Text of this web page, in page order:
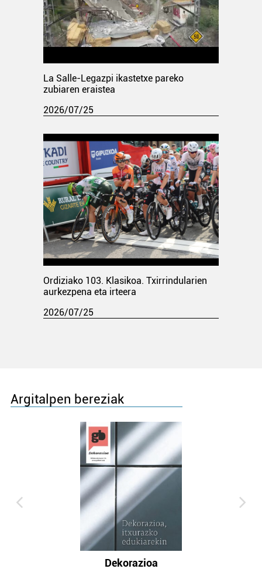
La Salle-Legazpi ikastetxe pareko
zubiaren eraistea
2026/07/25
Ordiziako 103. Klasikoa. Txirrindularien
aurkezpena eta irteera
2026/07/25
Argitalpen bereziak
Dekorazioa